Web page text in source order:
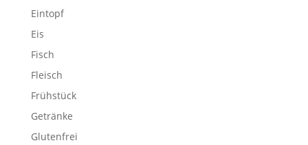
Eintopf
Eis
Fisch
Fleisch
Frühstück
Getränke
Glutenfrei